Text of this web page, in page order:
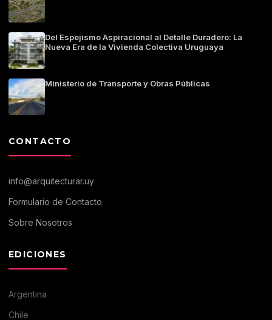
Del Espejismo Aspiracional al Detalle Duradero: La
Nueva Era de la Vivienda Colectiva Uruguaya
Ministerio de Transporte y Obras Públicas
CONTACTO
info@arquitecturar.uy
Formulario de Contacto
Sobre Nosotros
EDICIONES
Argentina
Chile